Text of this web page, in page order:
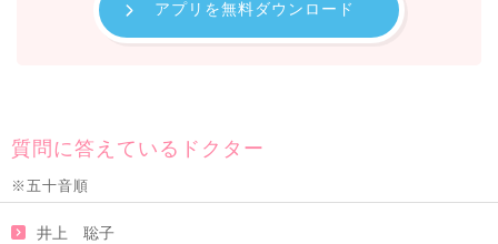
アプリを無料ダウンロード
質問に答えているドクター
※五十音順
井上 聡子